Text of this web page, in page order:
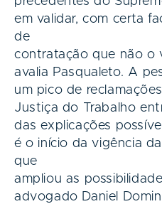
em validar, com certa
de
contratação que não o
avalia Pasqualeto. A
um pico de
Justiça do Trabalho
das explicações
é o início da vigência
que
ampliou as
advogado Daniel